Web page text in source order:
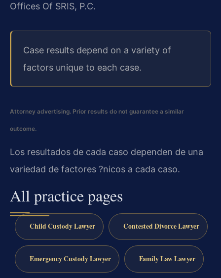
Offices Of SRIS, P.C.
Case results depend on a variety of
factors unique to each case.
Attorney advertising. Prior results do not guarantee a similar
outcome.
Los resultados de cada caso dependen de una
variedad de factores ?nicos a cada caso.
All practice pages
Child Custody Lawyer Contested Divorce Lawyer
Emergency Custody Lawyer Family Law Lawyer